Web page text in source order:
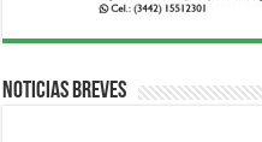
Noticias breves